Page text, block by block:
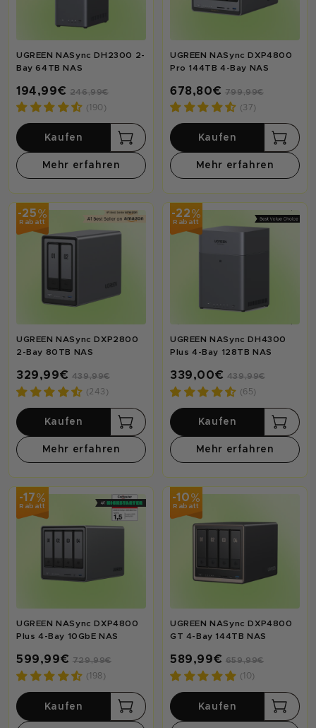
UGREEN NASync DH2300 2-
Bay 64TB NAS
194,99€ 246,99€
(190)
Mehr erfahren
Kaufen
UGREEN NASync DXP4800
Pro 144TB 4-Bay NAS
678,80€ 799,99€
(37)
Mehr erfahren
Kaufen
UGREEN NASync DXP2800
2-Bay 80TB NAS
329,99€ 439,99€
(243)
Mehr erfahren
Kaufen
-25%
Rabatt
UGREEN NASync DH4300
Plus 4-Bay 128TB NAS
339,00€ 439,99€
(65)
Mehr erfahren
Kaufen
-22%
Rabatt
UGREEN NASync DXP4800
Plus 4-Bay 10GbE NAS
599,99€ 729,99€
(198)
Kaufen
-17%
Rabatt
UGREEN NASync DXP4800
GT 4-Bay 144TB NAS
589,99€ 659,99€
(10)
Kaufen
-10%
Rabatt